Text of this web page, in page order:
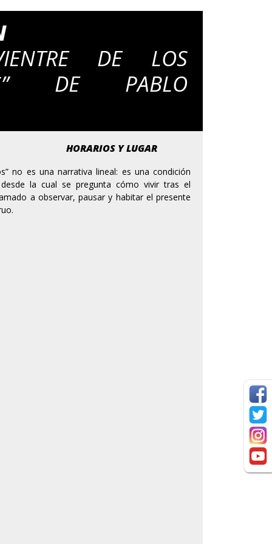
DE LOS
DE PABLO
HORARIOS Y LUGAR
no es una narrativa lineal: es una condición
la cual se pregunta cómo vivir tras el
a observar, pausar y habitar el presente